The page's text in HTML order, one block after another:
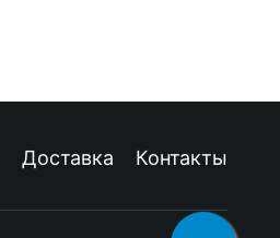
Доставка Контакты